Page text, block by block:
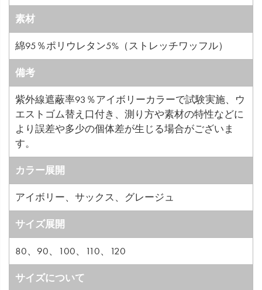
素材
綿95％ポリウレタン5%（ストレッチワッフル）
備考
紫外線遮蔽率93％アイボリーカラーで試験実施、ウ
エストゴム替え口付き、測り方や素材の特性などに
より誤差や多少の個体差が生じる場合がございま
す。
カラー展開
アイボリー、サックス、グレージュ
サイズ展開
80、90、100、110、120
サイズについて